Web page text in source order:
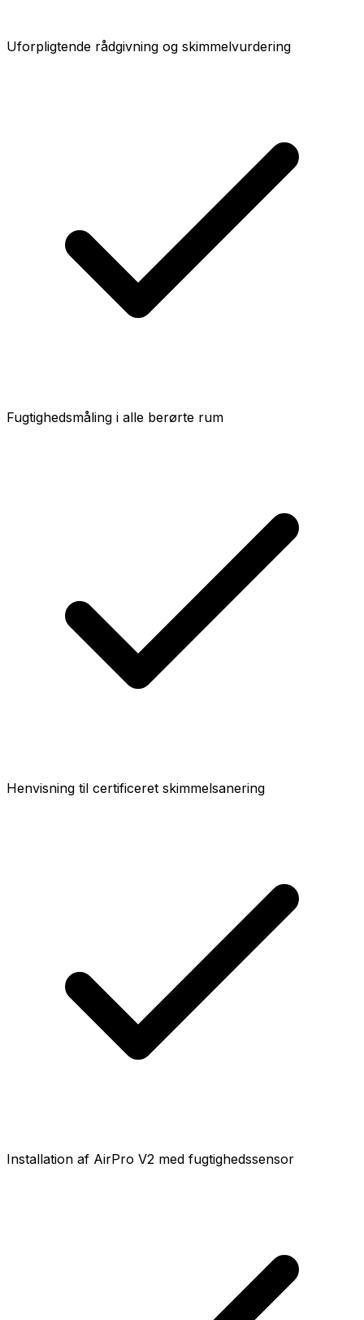
Uforpligtende rådgivning og skimmelvurdering
Fugtighedsmåling i alle berørte rum
Henvisning til certificeret skimmelsanering
Installation af AirPro V2 med fugtighedssensor